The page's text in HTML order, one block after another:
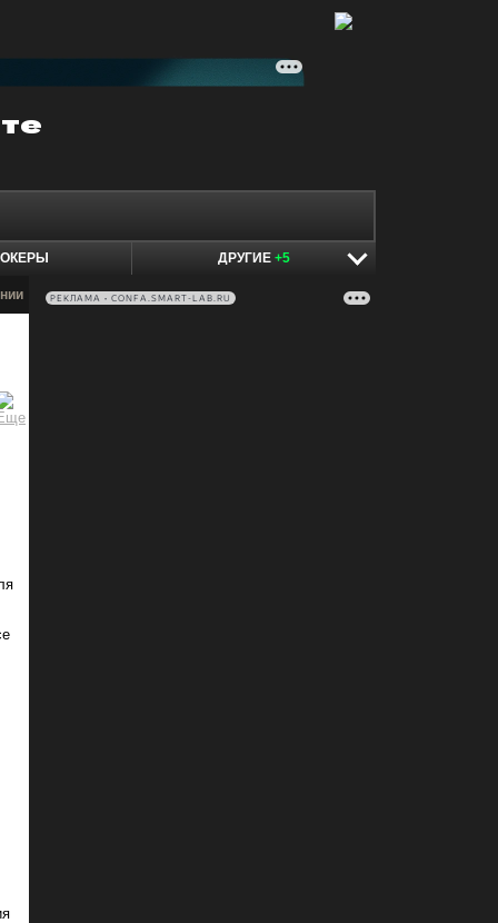
ДРУГИЕ +5
РЕКЛАМА • CONFA.SMART-LAB.RU